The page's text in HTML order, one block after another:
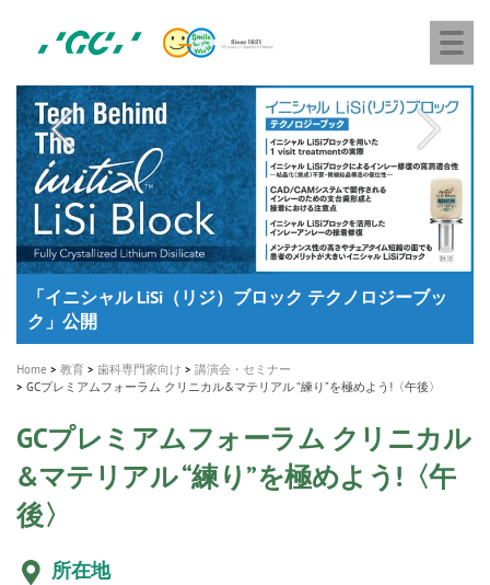
content
社
ジ
ー
シ
ー
M
A healthy smile greatly contributes to your quality of life
新発売 エバーエックス フロー
製品の詳細情報はこちら
「セラスマート テクノロジーブック」公開
「イニシャル LiSi（リジ）ブロック テクノロジーブッ
ク」公開
歯を内部まで白くする
医療ホワイトニング ティオン®
新製品 イオム ナゴミ for DH
専用サイトはこちら
新製品バキュクレーブ 118 / 318 Prime
製品の詳細情報はこちら
インプラント Aadva®
ショートインプラント新発売
GCグループ企業
Home 教育 歯科専門家向け
講演会・セミナー
GCプレミアムフォーラム クリニカル&マテリアル “練り”を極めよう!〈午後〉
GCプレミアムフォーラム クリニカル
&マテリアル “練り”を極めよう!〈午
後〉
所在地